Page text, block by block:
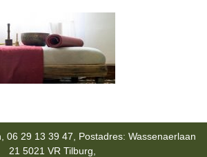
06 29 13 39 47, Postadres: Wassenaerlaan
21 5021 VR Tilburg,